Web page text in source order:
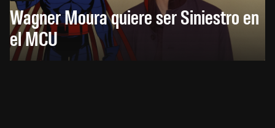
Wagner Moura quiere ser Siniestro en
el MCU